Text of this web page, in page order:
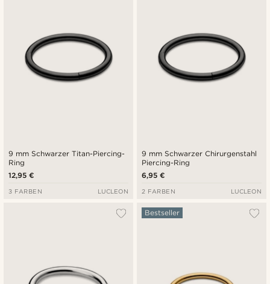
9 mm Schwarzer Titan-Piercing-
Ring
12,95 €
3 FARBEN LUCLEON
9 mm Schwarzer Chirurgenstahl
Piercing-Ring
6,95 €
2 FARBEN LUCLEON
Bestseller